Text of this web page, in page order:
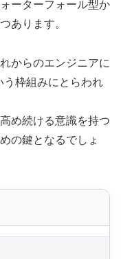
ーターフォール型か
あります。
からのエンジニアに
枠組みにとらわれ
め続ける意識を持つ
の鍵となるでしょ